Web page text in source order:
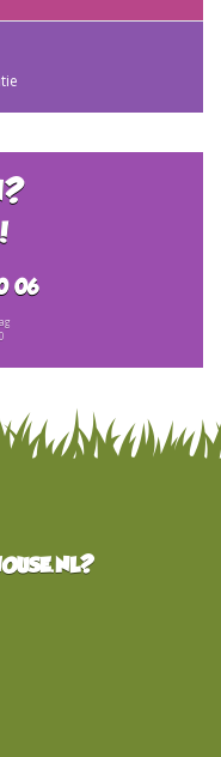
06